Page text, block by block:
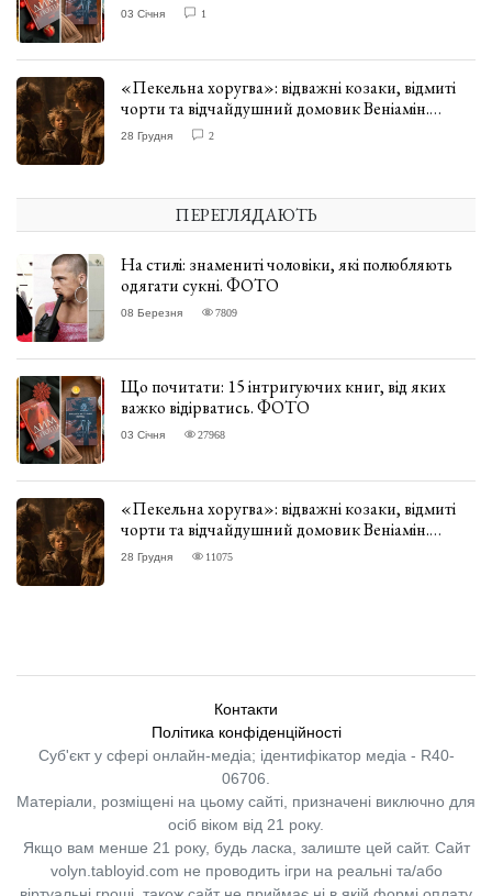
03 Січня 1
«Пекельна хоругва»: відважні козаки, відмиті
чорти та відчайдушний домовик Веніамін.
ВІДГУК
28 Грудня 2
ПЕРЕГЛЯДАЮТЬ
На стилі: знамениті чоловіки, які полюбляють
одягати сукні. ФОТО
08 Березня 7809
Що почитати: 15 інтригуючих книг, від яких
важко відірватись. ФОТО
03 Січня 27968
«Пекельна хоругва»: відважні козаки, відмиті
чорти та відчайдушний домовик Веніамін.
ВІДГУК
28 Грудня 11075
Контакти
Політика конфіденційності
Суб'єкт у сфері онлайн-медіа; ідентифікатор медіа - R40-
06706.
Матеріали, розміщені на цьому сайті, призначені виключно для
осіб віком від 21 року.
Якщо вам менше 21 року, будь ласка, залиште цей сайт. Сайт
volyn.tabloyid.com не проводить ігри на реальні та/або